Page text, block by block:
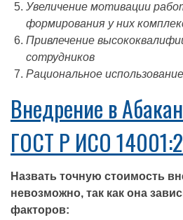
Увеличение мотивации
формирования у них
Привлечение
сотрудников
Рациональное
Внедрение в
ГОСТ Р ИСО
Назвать точную стоимость
невозможно, так как она
факторов: